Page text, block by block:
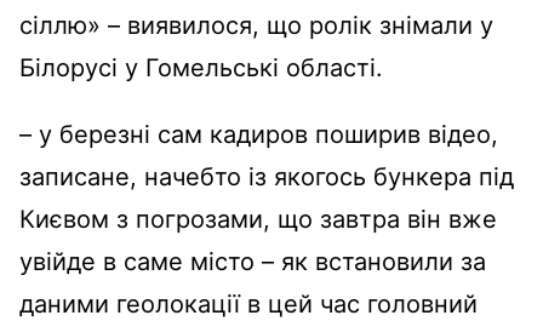
сіллю» – виявилося, що ролік знімали у
Білорусі у Гомельські області.
– у березні сам кадиров поширив відео,
записане, начебто із якогось бункера під
Києвом з погрозами, що завтра він вже
увійде в саме місто – як встановили за
даними геолокації в цей час головний